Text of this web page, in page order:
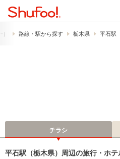
路線・駅から探す 栃木県 平石駅
チラシ
平石駅（栃木県）周辺の旅行・ホテ